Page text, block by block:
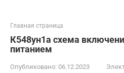
Главная страница
К548ун1а схема
питанием
Опубликовано: 06.12.2023